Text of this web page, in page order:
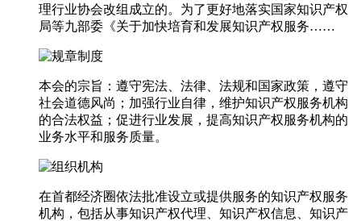
理行业协会改组成立的。为了更好地落实国家知识产权
局等九部委《关于加快培育和发展知识产权服务……
本会的宗旨：遵守宪法、法律、法规和国家政策，遵守
社会道德风尚；加强行业自律，维护知识产权服务机构
的合法权益；促进行业发展，提高知识产权服务机构的
业务水平和服务质量。
在首都经济圈依法批准设立或提供服务的知识产权服务
机构，包括从事知识产权代理、知识产权信息、知识产